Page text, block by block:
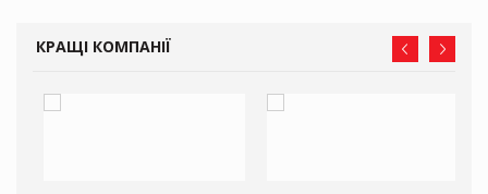
КРАЩІ КОМПАНІЇ